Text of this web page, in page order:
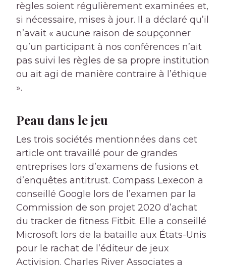
règles soient régulièrement examinées et,
si nécessaire, mises à jour. Il a déclaré qu’il
n’avait « aucune raison de soupçonner
qu’un participant à nos conférences n’ait
pas suivi les règles de sa propre institution
ou ait agi de manière contraire à l’éthique
».
Peau dans le jeu
Les trois sociétés mentionnées dans cet
article ont travaillé pour de grandes
entreprises lors d’examens de fusions et
d’enquêtes antitrust. Compass Lexecon a
conseillé Google lors de l’examen par la
Commission de son projet 2020 d’achat
du tracker de fitness Fitbit. Elle a conseillé
Microsoft lors de la bataille aux États-Unis
pour le rachat de l’éditeur de jeux
Activision. Charles River Associates a